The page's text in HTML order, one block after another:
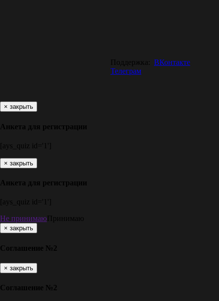
Поддержка: ВКонтакте
Телеграм
× закрыть
Анкета для регистрации
[ays_quiz id='1']
× закрыть
Анкета для регистрации
[ays_quiz id='1']
Не принимаю Принимаю
× закрыть
Соглашение №2
× закрыть
Соглашение №2